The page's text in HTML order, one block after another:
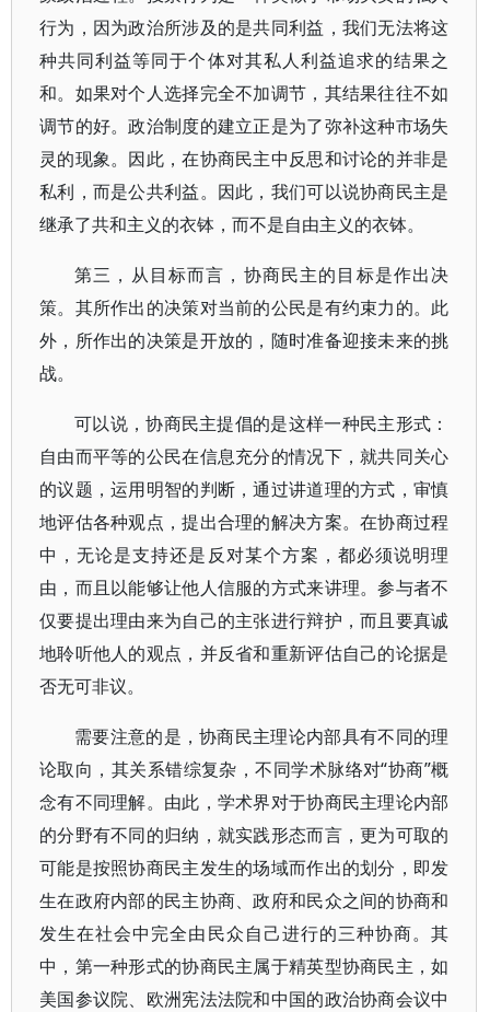
行为，因为政治所涉及的是共同利益，我们无法将这
种共同利益等同于个体对其私人利益追求的结果之
和。如果对个人选择完全不加调节，其结果往往不如
调节的好。政治制度的建立正是为了弥补这种市场失
灵的现象。因此，在协商民主中反思和讨论的并非是
私利，而是公共利益。因此，我们可以说协商民主是
继承了共和主义的衣钵，而不是自由主义的衣钵。
第三，从目标而言，协商民主的目标是作出决
策。其所作出的决策对当前的公民是有约束力的。此
外，所作出的决策是开放的，随时准备迎接未来的挑
战。
可以说，协商民主提倡的是这样一种民主形式：
自由而平等的公民在信息充分的情况下，就共同关心
的议题，运用明智的判断，通过讲道理的方式，审慎
地评估各种观点，提出合理的解决方案。在协商过程
中，无论是支持还是反对某个方案，都必须说明理
由，而且以能够让他人信服的方式来讲理。参与者不
仅要提出理由来为自己的主张进行辩护，而且要真诚
地聆听他人的观点，并反省和重新评估自己的论据是
否无可非议。
需要注意的是，协商民主理论内部具有不同的理
论取向，其关系错综复杂，不同学术脉络对“协商”概
念有不同理解。由此，学术界对于协商民主理论内部
的分野有不同的归纳，就实践形态而言，更为可取的
可能是按照协商民主发生的场域而作出的划分，即发
生在政府内部的民主协商、政府和民众之间的协商和
发生在社会中完全由民众自己进行的三种协商。其
中，第一种形式的协商民主属于精英型协商民主，如
美国参议院、欧洲宪法法院和中国的政治协商会议中